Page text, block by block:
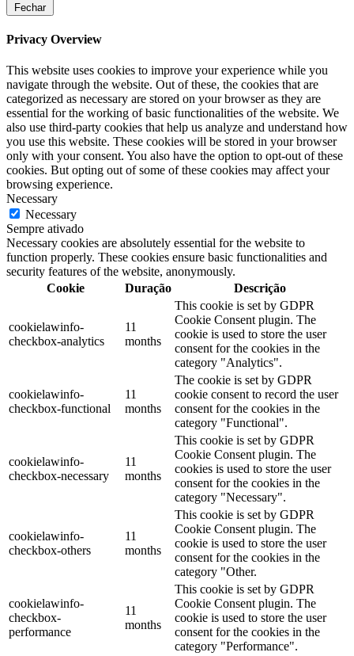
Fechar
Privacy Overview
This website uses cookies to improve your experience while you
navigate through the website. Out of these, the cookies that are
categorized as necessary are stored on your browser as they are
essential for the working of basic functionalities of the website. We
also use third-party cookies that help us analyze and understand how
you use this website. These cookies will be stored in your browser
only with your consent. You also have the option to opt-out of these
cookies. But opting out of some of these cookies may affect your
browsing experience.
Necessary
Necessary
Sempre ativado
Necessary cookies are absolutely essential for the website to
function properly. These cookies ensure basic functionalities and
security features of the website, anonymously.
Cookie
Duração Descrição
cookielawinfo-
checkbox-analytics
11
months
This cookie is set by GDPR
Cookie Consent plugin. The
cookie is used to store the user
consent for the cookies in the
category "Analytics".
cookielawinfo-
checkbox-functional
11
months
The cookie is set by GDPR
cookie consent to record the user
consent for the cookies in the
category "Functional".
cookielawinfo-
checkbox-necessary
11
months
This cookie is set by GDPR
Cookie Consent plugin. The
cookies is used to store the user
consent for the cookies in the
category "Necessary".
cookielawinfo-
checkbox-others
11
months
This cookie is set by GDPR
Cookie Consent plugin. The
cookie is used to store the user
consent for the cookies in the
category "Other.
cookielawinfo-
checkbox-
performance
11
months
This cookie is set by GDPR
Cookie Consent plugin. The
cookie is used to store the user
consent for the cookies in the
category "Performance".